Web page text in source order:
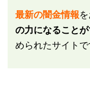
最新の闇金情報
の力になることが
められたサイトで